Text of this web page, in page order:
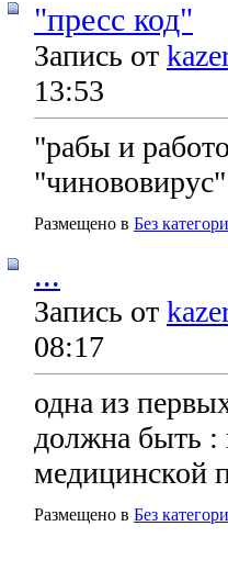
"пресс код"
Запись от
13:53
"рабы и
"чинововирус"
Размещено в Без
...
Запись от
08:17
одна из
должна быть :
медицинской
Размещено в Без